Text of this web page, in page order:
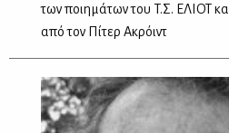
των ποιημάτων του T.Σ. ΕΛΙΟΤ
από τον Πίτερ Ακρόιντ